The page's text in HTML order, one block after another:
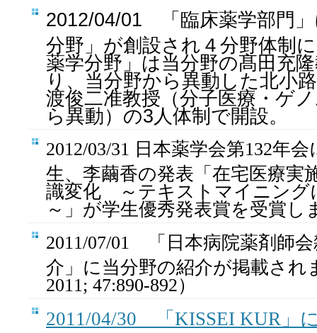
2012/04/01 「臨床薬学部門」
分野」が創設され４分野体制
薬学分野」は当分野の髙田充
り、当分野から異動した北小
渡俊二准教授（分子医療・ゲ
ら異動）の3人体制で開設。
2012/03/31 日本薬学会第132年
生、李繭香の発表「在宅医療実
識変化 ～テキストマイニング
～」が学生優秀発表賞を受賞し
2011/07/01 「日本病院薬剤師
介」に当分野の紹介が掲載され
2011; 47:890-892）
2011/04/30 「KISSEI KUR」